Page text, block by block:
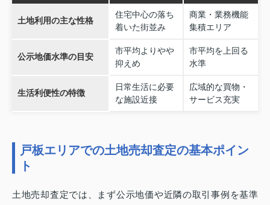
土地利用の主な性格
住宅中心の落ち
着いた街並み
商業・業務機能
集積エリア
公示地価水準の目安
市平均よりやや
抑えめ
市平均を上回る
水準
生活利便性の特徴
日常生活に必要
な施設近接
広域的な買物・
サービス充実
戸板エリアでの土地売却査定の基本ポイン
ト
土地売却査定では、まず公示地価や近隣の取引事例を基準